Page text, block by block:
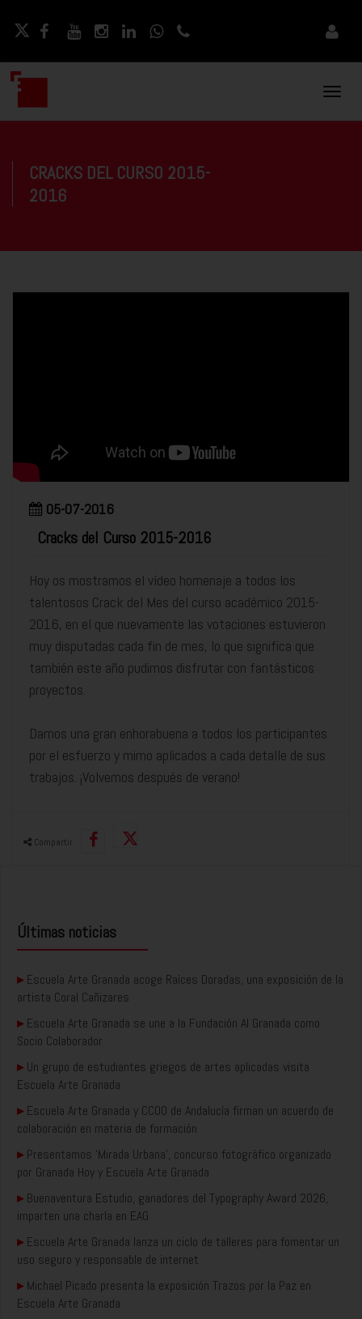
Movil
CRACKS DEL CURSO 2015-
2016
05-07-2016
Cracks del Curso 2015-2016
Hoy os mostramos el vídeo homenaje a todos los
talentosos Crack del Mes del curso académico 2015-
2016, en el que nuevamente las votaciones estuvieron
muy disputadas cada fin de mes, lo que significa que
también este año pudimos disfrutar con fantásticos
proyectos.
Damos una gran enhorabuena a todos los participantes
por el esfuerzo y mimo aplicados a cada detalle de sus
trabajos. ¡Volvemos después de verano!
Compartir
Últimas noticias
▸Escuela Arte Granada acoge Raíces Doradas, una exposición de la
artista Coral Cañizares
▸Escuela Arte Granada se une a la Fundación AI Granada como
Socio Colaborador
▸Un grupo de estudiantes griegos de artes aplicadas visita
Escuela Arte Granada
▸Escuela Arte Granada y CCOO de Andalucía firman un acuerdo de
colaboración en materia de formación
▸Presentamos ‘Mirada Urbana’, concurso fotográfico organizado
por Granada Hoy y Escuela Arte Granada
▸Buenaventura Estudio, ganadores del Typography Award 2026,
imparten una charla en EAG
▸Escuela Arte Granada lanza un ciclo de talleres para fomentar un
uso seguro y responsable de internet
▸Michael Picado presenta la exposición Trazos por la Paz en
Escuela Arte Granada